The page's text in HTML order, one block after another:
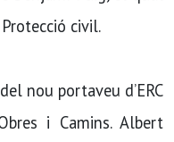
civil.
nou portaveu d’ERC
i Camins. Albert